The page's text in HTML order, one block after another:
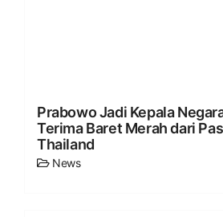
Prabowo Jadi Kepala
Terima Baret Merah dari
Thailand
News